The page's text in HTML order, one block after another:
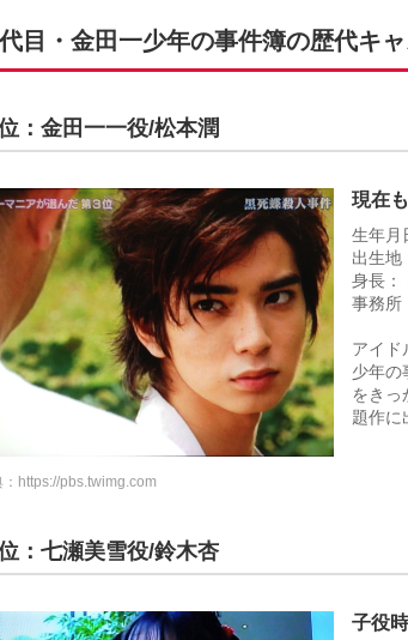
目・金田一少年の事件簿の歴代キ
：金田一一役/松本潤
現在
生年月
出生地
身長：
事務所
アイド
少年の
をきっ
題作に
https://pbs.twimg.com
：七瀬美雪役/鈴木杏
子役